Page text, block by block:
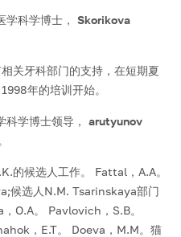
科学博士， Skorikova
关牙科部门的支持，在短期夏
年的培训开始。
学博士领导， arutyunov
。
的候选人工作。 Fattal，A.A。
候选人N.M. Tsarinskaya部门
O.A。 Pavlovich，S.B。
，E.T。 Doeva，M.M。猫